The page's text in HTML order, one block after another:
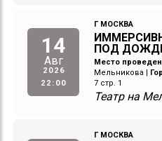
14
Авг
2026
22:00
Г МОСКВА
ПОД
Место
Мельникова
7 стр. 1
Театр на
Г МОСКВА